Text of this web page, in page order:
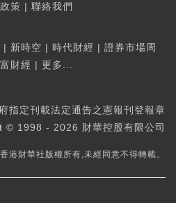
策 | 聯絡我們
| 新時空 | 時代財經 | 證券市場周
財經 | 更多...
指定刊載法定通告之憲報刊登報章
© 1998 - 2026 財華控股有限公司
香港財華社版權所有,未經同意不得轉載。